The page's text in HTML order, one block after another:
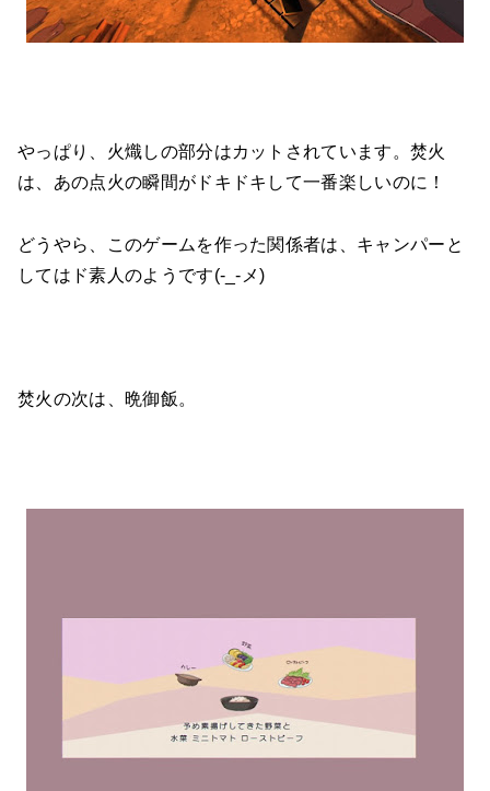
やっぱり、火熾しの部分はカットされています。焚火
は、あの点火の瞬間がドキドキして一番楽しいのに！
どうやら、このゲームを作った関係者は、キャンパーと
してはド素人のようです(-_-メ)
焚火の次は、晩御飯。